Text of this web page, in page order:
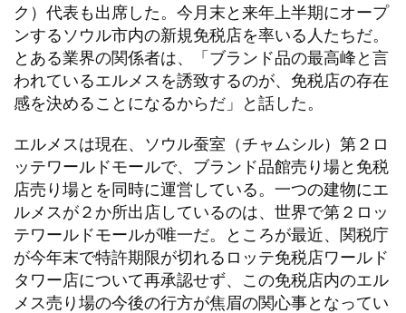
ク）代表も出席した。今月末と来年上半期にオープ
ンするソウル市内の新規免税店を率いる人たちだ。
とある業界の関係者は、「ブランド品の最高峰と言
われているエルメスを誘致するのが、免税店の存在
感を決めることになるからだ」と話した。
エルメスは現在、ソウル蚕室（チャムシル）第２ロ
ッテワールドモールで、ブランド品館売り場と免税
店売り場とを同時に運営している。一つの建物にエ
ルメスが２か所出店しているのは、世界で第２ロッ
テワールドモールが唯一だ。ところが最近、関税庁
が今年末で特許期限が切れるロッテ免税店ワールド
タワー店について再承認せず、この免税店内のエル
メス売り場の今後の行方が焦眉の関心事となってい